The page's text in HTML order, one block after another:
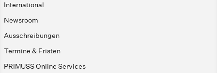
International
Newsroom
Ausschreibungen
Termine & Fristen
PRIMUSS Online Services